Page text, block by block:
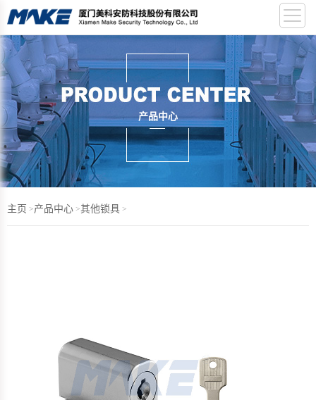
产品中心
主页 >产品中心 >其他锁具 >